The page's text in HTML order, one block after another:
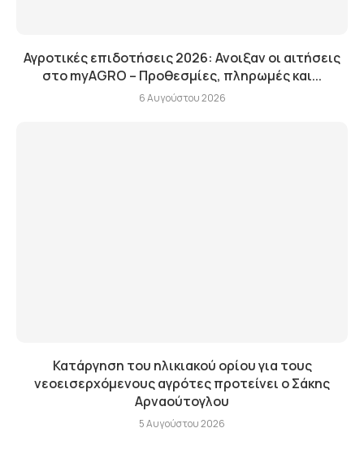
Αγροτικές επιδοτήσεις 2026: Ανοιξαν οι αιτήσεις
στο myAGRO – Προθεσμίες, πληρωμές και...
6 Αυγούστου 2026
Κατάργηση του ηλικιακού ορίου για τους
νεοεισερχόμενους αγρότες προτείνει ο Σάκης
Αρναούτογλου
5 Αυγούστου 2026